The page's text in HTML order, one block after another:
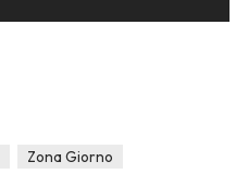
Zona Giorno